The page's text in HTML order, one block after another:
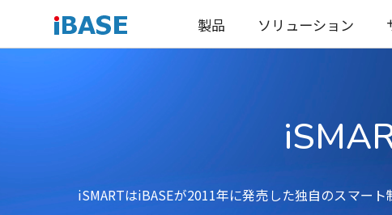
製品 ソリューション
iSMARTはiBASEが2011年に発売した独自のスマー